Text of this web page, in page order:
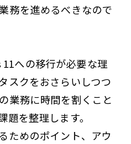
務を進めるべきなので
への移行が必要な理
スクをおさらいしつつ
業務に時間を割くこと
を整理します。
ためのポイント、アウ